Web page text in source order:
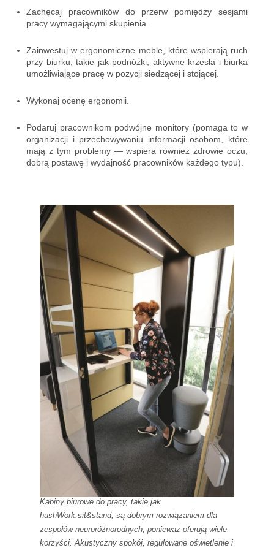
Zachęcaj pracowników do przerw pomiędzy sesjami
pracy wymagającymi skupienia.
Zainwestuj w ergonomiczne meble, które wspierają ruch
przy biurku, takie jak podnóżki, aktywne krzesła i biurka
umożliwiające pracę w pozycji siedzącej i stojącej.
Wykonaj ocenę ergonomii.
Podaruj pracownikom podwójne monitory (pomaga to w
organizacji i przechowywaniu informacji osobom, które
mają z tym problemy — wspiera również zdrowie oczu,
dobrą postawę i wydajność pracowników każdego typu).
Kabiny biurowe do pracy, takie jak
hushWork.sit&stand, są dobrym rozwiązaniem dla
zespołów neuroróżnorodnych, ponieważ oferują wiele
korzyści. Akustyczny spokój, regulowane oświetlenie i